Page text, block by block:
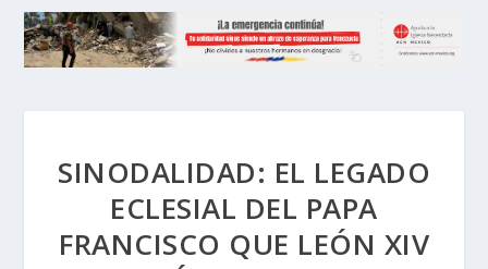
SINODALIDAD: EL LEGADO
ECLESIAL DEL PAPA
FRANCISCO QUE LEÓN XIV